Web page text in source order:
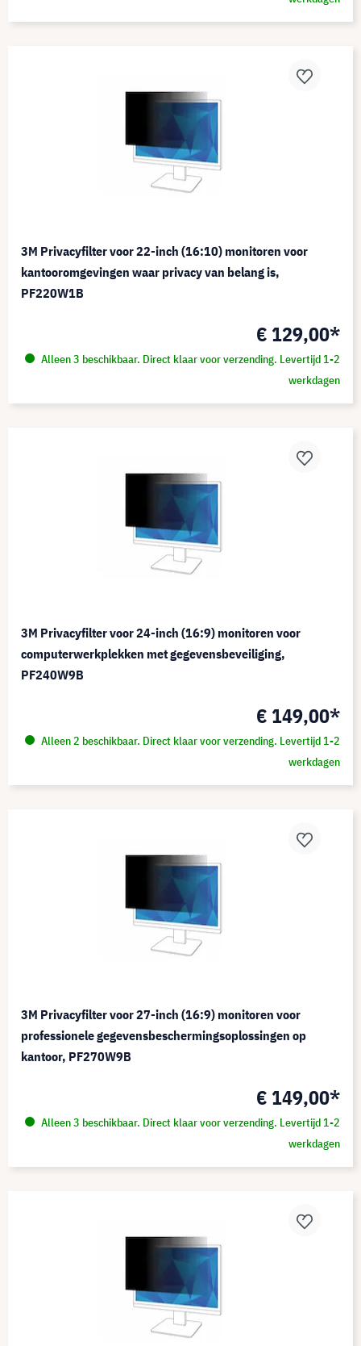
3M Privacyfilter voor 22-inch (16:10) monitoren voor
kantooromgevingen waar privacy van belang is,
PF220W1B
€ 129,00*
Alleen 3 beschikbaar. Direct klaar voor verzending. Levertijd 1-2
werkdagen
3M Privacyfilter voor 24-inch (16:9) monitoren voor
computerwerkplekken met gegevensbeveiliging,
PF240W9B
€ 149,00*
Alleen 2 beschikbaar. Direct klaar voor verzending. Levertijd 1-2
werkdagen
3M Privacyfilter voor 27-inch (16:9) monitoren voor
professionele gegevensbeschermingsoplossingen op
kantoor, PF270W9B
€ 149,00*
Alleen 3 beschikbaar. Direct klaar voor verzending. Levertijd 1-2
werkdagen